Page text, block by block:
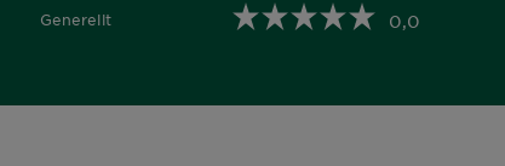
Generellt
0,0 out of 5 stars 0,0